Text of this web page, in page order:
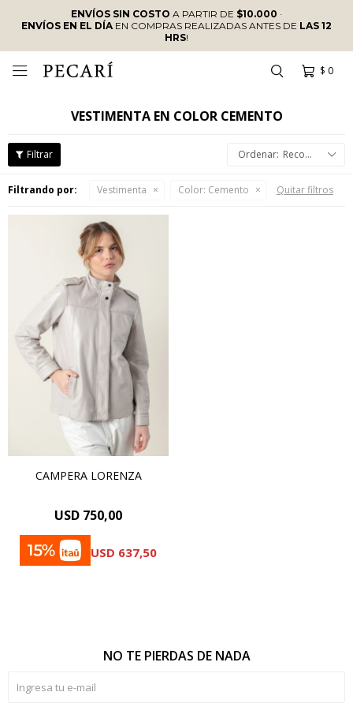
ENVÍOS SIN COSTO A PARTIR DE $10.000 ·
ENVÍOS EN EL DÍAEN COMPRAS REALIZADAS ANTES DE LAS 12
HRS!
$ 0

VESTIMENTA EN COLOR CEMENTO
Recomendados
Filtrando por: Vestimenta Color: Cemento Quitar filtros
CAMPERA LORENZA
USD 750,00
USD 637,50
NO TE PIERDAS DE NADA